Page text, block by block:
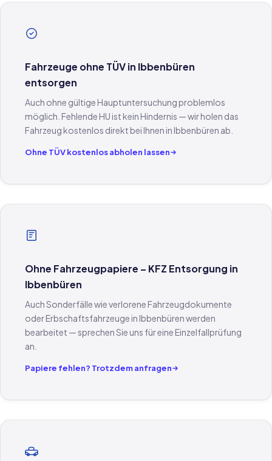
Fahrzeuge ohne TÜV in Ibbenbüren
entsorgen
Auch ohne gültige Hauptuntersuchung problemlos
möglich. Fehlende HU ist kein Hindernis — wir holen das
Fahrzeug kostenlos direkt bei Ihnen in Ibbenbüren ab.
Ohne TÜV kostenlos abholen lassen
Ohne Fahrzeugpapiere – KFZ Entsorgung in
Ibbenbüren
Auch Sonderfälle wie verlorene Fahrzeugdokumente
oder Erbschaftsfahrzeuge in Ibbenbüren werden
bearbeitet — sprechen Sie uns für eine Einzelfallprüfung
an.
Papiere fehlen? Trotzdem anfragen